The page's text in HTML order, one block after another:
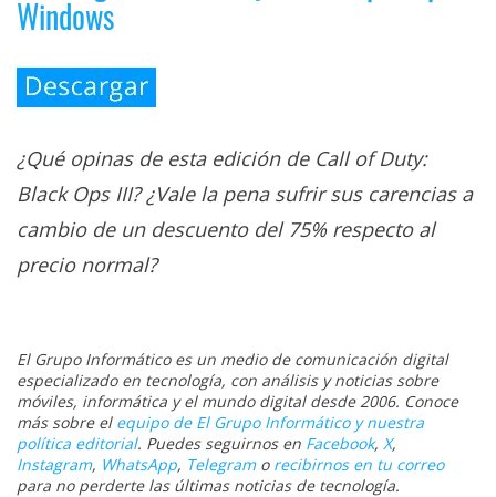
Windows
¿Qué opinas de esta edición de Call of Duty:
Black Ops III? ¿Vale la pena sufrir sus carencias a
cambio de un descuento del 75% respecto al
precio normal?
El Grupo Informático es un medio de comunicación digital
especializado en tecnología, con análisis y noticias sobre
móviles, informática y el mundo digital desde 2006. Conoce
más sobre el equipo de El Grupo Informático y nuestra
política editorial. Puedes seguirnos en Facebook, X,
Instagram, WhatsApp, Telegramo recibirnos en tu correo
para no perderte las últimas noticias de tecnología.